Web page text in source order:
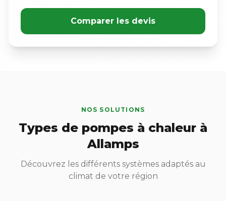
Comparer les devis
NOS SOLUTIONS
Types de pompes à chaleur à
Allamps
Découvrez les différents systèmes adaptés au
climat de votre région